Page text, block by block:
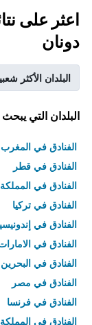
اعثر على
دونان
البلدان الأكثر
البلدان التي
الفنادق في المغرب
الفنادق في قطر
الفنادق في
الفنادق في تركيا
الفنادق في
الفنادق في
الفنادق في البحرين
الفنادق في مصر
الفنادق في فرنسا
الفنادق في